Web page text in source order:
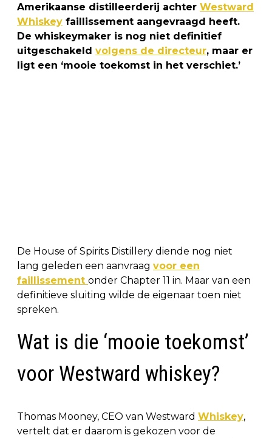
Amerikaanse distilleerderij achter Westward
Whiskey faillissement aangevraagd heeft.
De whiskeymaker is nog niet definitief
uitgeschakeld volgens de directeur, maar er
ligt een ‘mooie toekomst in het verschiet.’
De House of Spirits Distillery diende nog niet
lang geleden een aanvraag voor een
faillissement onder Chapter 11 in. Maar van een
definitieve sluiting wilde de eigenaar toen niet
spreken.
Wat is die ‘mooie toekomst’
voor Westward whiskey?
Thomas Mooney, CEO van Westward Whiskey,
vertelt dat er daarom is gekozen voor de